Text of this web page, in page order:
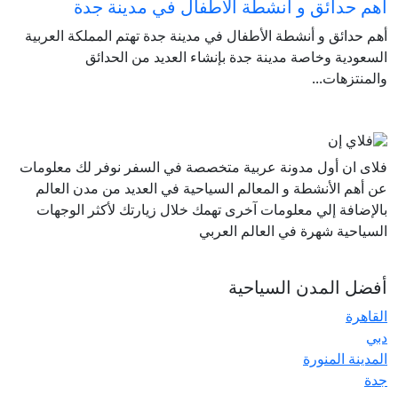
أهم حدائق و أنشطة الأطفال في مدينة جدة
أهم حدائق و أنشطة الأطفال في مدينة جدة تهتم المملكة العربية
السعودية وخاصة مدينة جدة بإنشاء العديد من الحدائق
والمنتزهات...
فلاى ان أول مدونة عربية متخصصة في السفر نوفر لك معلومات
عن أهم الأنشطة و المعالم السياحية في العديد من مدن العالم
بالإضافة إلي معلومات آخرى تهمك خلال زيارتك لأكثر الوجهات
السياحية شهرة في العالم العربي
أفضل المدن السياحية
القاهرة
دبي
المدينة المنورة
جدة